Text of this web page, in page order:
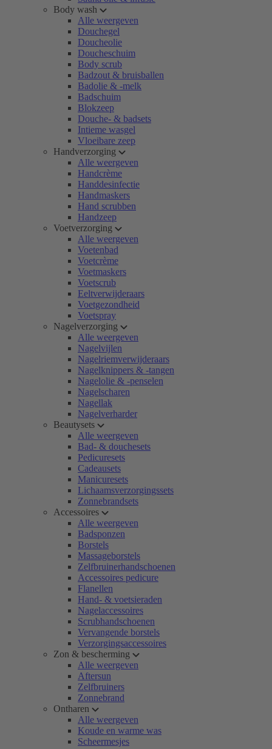
Body wash
Alle weergeven
Douchegel
Doucheolie
Doucheschuim
Body scrub
Badzout & bruisballen
Badolie & -melk
Badschuim
Blokzeep
Douche- & badsets
Intieme wasgel
Vloeibare zeep
Handverzorging
Alle weergeven
Handcrème
Handdesinfectie
Handmaskers
Hand scrubben
Handzeep
Voetverzorging
Alle weergeven
Voetenbad
Voetcrème
Voetmaskers
Voetscrub
Eeltverwijderaars
Voetgezondheid
Voetspray
Nagelverzorging
Alle weergeven
Nagelvijlen
Nagelriemverwijderaars
Nagelknippers & -tangen
Nagelolie & -penselen
Nagelscharen
Nagellak
Nagelverharder
Beautysets
Alle weergeven
Bad- & douchesets
Pedicuresets
Cadeausets
Manicuresets
Lichaamsverzorgingssets
Zonnebrandsets
Accessoires
Alle weergeven
Badsponzen
Borstels
Massageborstels
Zelfbruinerhandschoenen
Accessoires pedicure
Flanellen
Hand- & voetsieraden
Nagelaccessoires
Scrubhandschoenen
Vervangende borstels
Verzorgingsaccessoires
Zon & bescherming
Alle weergeven
Aftersun
Zelfbruiners
Zonnebrand
Ontharen
Alle weergeven
Koude en warme was
Scheermesjes